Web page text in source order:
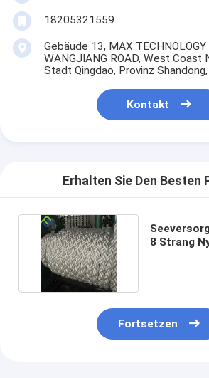
18205321559
Gebäude 13, MAX TECHNOLOGY
WANGJIANG ROAD, West Coast
Stadt Qingdao, Provinz Shandong,
Kontakt
Erhalten Sie Den Besten
8 Strang
Fortsetzen